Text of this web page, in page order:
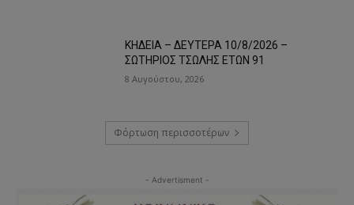
ΚΗΔΕΙΑ – ΔΕΥΤΕΡΑ 10/8/2026 –
ΣΩΤΗΡΙΟΣ ΤΣΩΛΗΣ ΕΤΩΝ 91
8 Αυγούστου, 2026
Φόρτωση περισσοτέρων
- Advertisment -